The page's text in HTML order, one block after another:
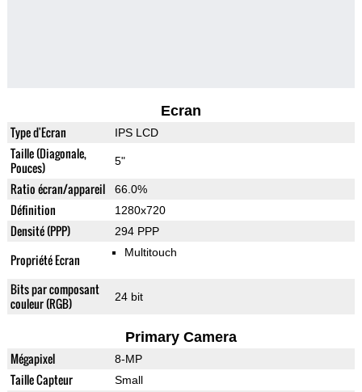
Ecran
Type d'Ecran IPS LCD
Taille (Diagonale,
Pouces)
5"
Ratio écran/appareil 66.0%
Définition 1280x720
Densité (PPP) 294 PPP
Propriété Ecran Multitouch
Bits par composant
couleur (RGB)
24 bit
Primary Camera
Mégapixel 8-MP
Taille Capteur Small